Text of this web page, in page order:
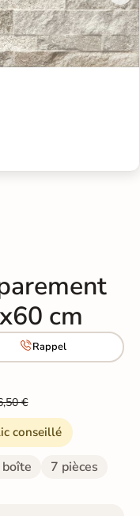
cm
Rappel
€
conseillé
boîte 7 pièces